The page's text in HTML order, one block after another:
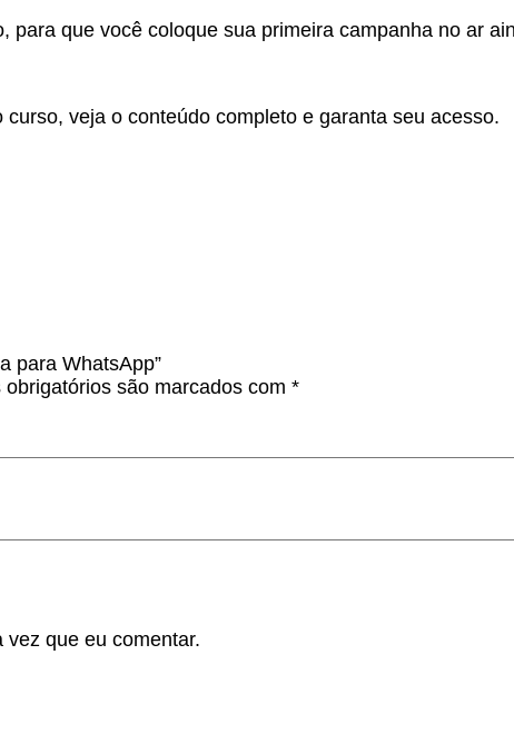
que você coloque sua primeira campanha no ar
veja o conteúdo completo e garanta seu acesso.
para WhatsApp”
obrigatórios são marcados com *
que eu comentar.